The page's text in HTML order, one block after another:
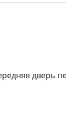
дверь